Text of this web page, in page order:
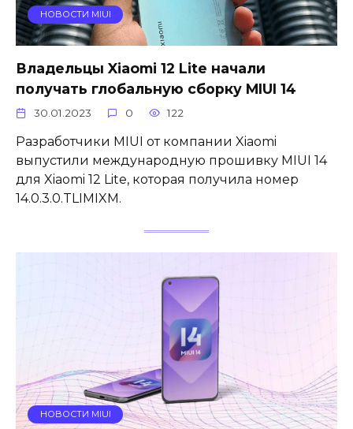
НОВОСТИ MIUI
Владельцы Xiaomi 12 Lite начали
получать глобальную сборку MIUI 14
30.01.2023 0 122
Разработчики MIUI от компании Xiaomi
выпустили международную прошивку MIUI 14
для Xiaomi 12 Lite, которая получила номер
14.0.3.0.TLIMIXM.
НОВОСТИ MIUI